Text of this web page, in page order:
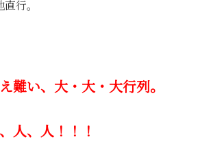
行。
難い、大・大・大行列。
人、人！！！